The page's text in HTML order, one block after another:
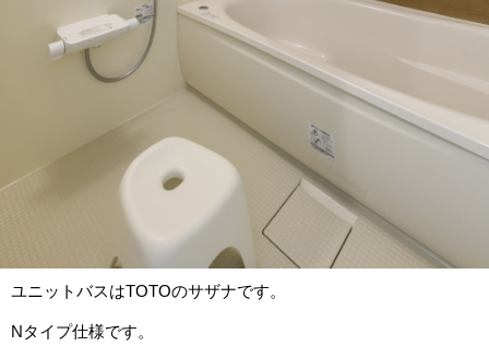
ユニットバスはTOTOのサザナです。
Nタイプ仕様です。